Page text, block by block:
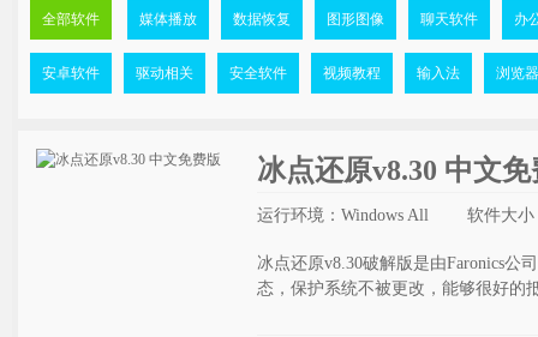
全部软件 媒体播放 数据恢复 图形图像 聊天软件 办
安卓软件 驱动相关 安全软件 视频教程 输入法 浏览器
冰点还原v8.30 中文
运行环境：Windows All 软件大小
冰点还原v8.30破解版是由Faronics公
态，保护系统不被更改，能够很好的